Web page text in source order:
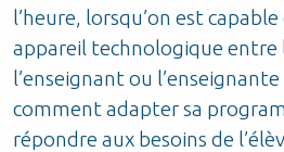
l’heure, lorsqu’on est
appareil technologique entre
l’enseignant ou
comment adapter sa
répondre aux besoins de